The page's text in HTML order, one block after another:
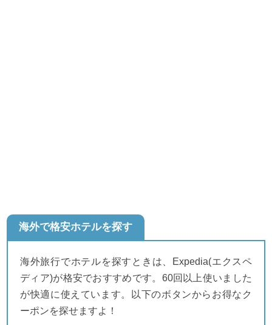
海外で格安ホテルを探す
海外旅行でホテルを探すときは、Expedia(エクスペ
ディア)が格安でおすすめです。60回以上使いました
が快適に使えています。以下のボタンからお得なク
ーポンを探せますよ！